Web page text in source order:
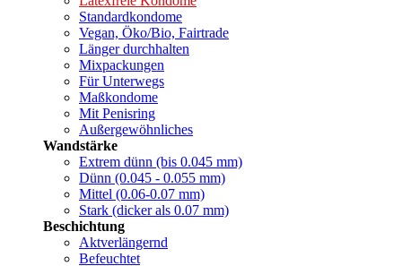
Standardkondome
Vegan, Öko/Bio, Fairtrade
Länger durchhalten
Mixpackungen
Für Unterwegs
Maßkondome
Mit Penisring
Außergewöhnliches
Wandstärke
Extrem dünn (bis 0.045 mm)
Dünn (0.045 - 0.055 mm)
Mittel (0.06-0.07 mm)
Stark (dicker als 0.07 mm)
Beschichtung
Aktverlängernd
Befeuchtet